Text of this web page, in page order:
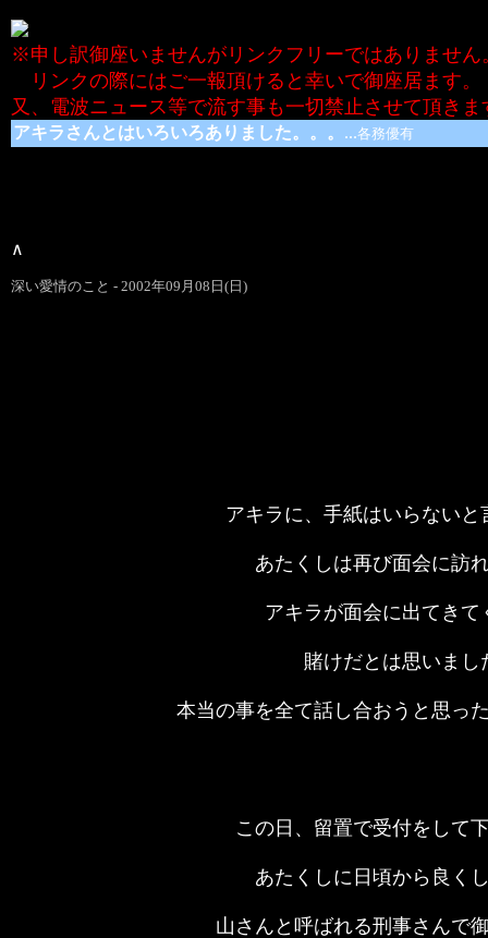
※申し訳御座いませんがリンクフリーではありません
リンクの際にはご一報頂けると幸いで御座居ます。
又、電波ニュース等で流す事も一切禁止させて頂きま
アキラさんとはいろいろありました。。。 ...各務優有
∧
深い愛情のこと - 2002年09月08日(日)
アキラに、手紙はいらないと
あたくしは再び面会に訪
アキラが面会に出てきて
賭けだとは思いまし
本当の事を全て話し合おうと思っ
この日、留置で受付をして
あたくしに日頃から良く
山さんと呼ばれる刑事さんで